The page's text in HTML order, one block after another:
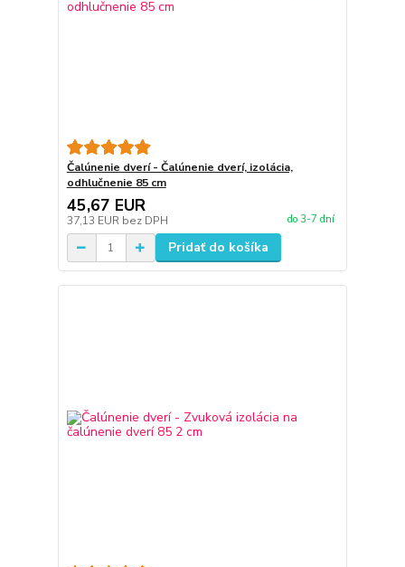
Čalúnenie dverí - Čalúnenie dverí, izolácia,
odhlučnenie 85 cm
45,67 EUR
37,13 EUR bez DPH do 3-7 dní
Pridať do košíka